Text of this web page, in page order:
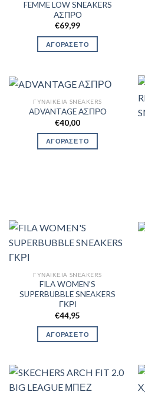
FEMME LOW SNEAKERS
ΑΣΠΡΟ
€69,99
ΑΓΟΡΑΣΕ ΤΟ
ΓΥΝΑΙΚΕΊΑ SNEAKERS
ADVANTAGE ΑΣΠΡΟ
€40,00
ΑΓΟΡΑΣΕ ΤΟ
ΓΥΝΑΙΚΕΊΑ SNEAKERS
FILA WOMEN’S
SUPERBUBBLE SNEAKERS
ΓΚΡΙ
€44,95
ΑΓΟΡΑΣΕ ΤΟ